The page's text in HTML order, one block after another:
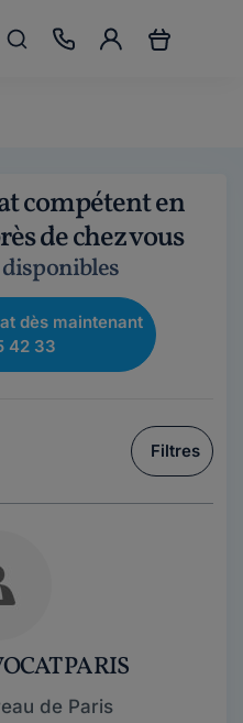
compétent en
de chez vous
disponibles
dès maintenant
42 33
Filtres
PARIS
de Paris